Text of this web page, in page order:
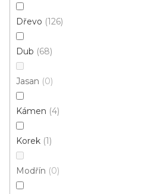
Dřevo 126
Dub 68
Jasan 0
Kámen 4
Korek 1
Modřín 0
PVC podlaha DELTA LATUR 01
215 Kč
255 Kč
4 m